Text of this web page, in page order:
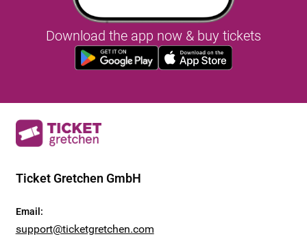
Download the app now & buy tickets
Ticket Gretchen GmbH
Email :
support@ticketgretchen.com